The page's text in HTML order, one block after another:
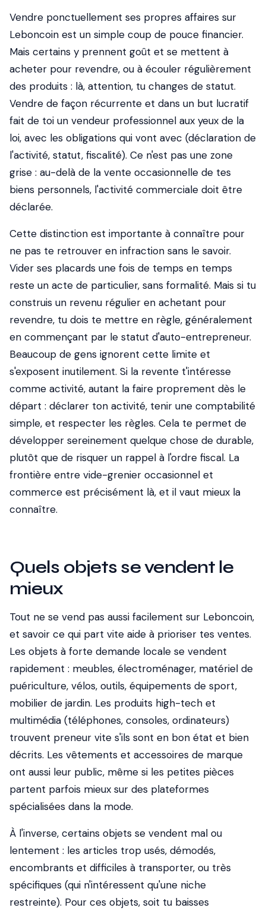
Vendre ponctuellement ses propres affaires sur
Leboncoin est un simple coup de pouce financier.
Mais certains y prennent goût et se mettent à
acheter pour revendre, ou à écouler régulièrement
des produits : là, attention, tu changes de statut.
Vendre de façon récurrente et dans un but lucratif
fait de toi un vendeur professionnel aux yeux de la
loi, avec les obligations qui vont avec (déclaration de
l'activité, statut, fiscalité). Ce n'est pas une zone
grise : au-delà de la vente occasionnelle de tes
biens personnels, l'activité commerciale doit être
déclarée.
Cette distinction est importante à connaître pour
ne pas te retrouver en infraction sans le savoir.
Vider ses placards une fois de temps en temps
reste un acte de particulier, sans formalité. Mais si tu
construis un revenu régulier en achetant pour
revendre, tu dois te mettre en règle, généralement
en commençant par le statut d'auto-entrepreneur.
Beaucoup de gens ignorent cette limite et
s'exposent inutilement. Si la revente t'intéresse
comme activité, autant la faire proprement dès le
départ : déclarer ton activité, tenir une comptabilité
simple, et respecter les règles. Cela te permet de
développer sereinement quelque chose de durable,
plutôt que de risquer un rappel à l'ordre fiscal. La
frontière entre vide-grenier occasionnel et
commerce est précisément là, et il vaut mieux la
connaître.
Quels objets se vendent le
mieux
Tout ne se vend pas aussi facilement sur Leboncoin,
et savoir ce qui part vite aide à prioriser tes ventes.
Les objets à forte demande locale se vendent
rapidement : meubles, électroménager, matériel de
puériculture, vélos, outils, équipements de sport,
mobilier de jardin. Les produits high-tech et
multimédia (téléphones, consoles, ordinateurs)
trouvent preneur vite s'ils sont en bon état et bien
décrits. Les vêtements et accessoires de marque
ont aussi leur public, même si les petites pièces
partent parfois mieux sur des plateformes
spécialisées dans la mode.
À l'inverse, certains objets se vendent mal ou
lentement : les articles trop usés, démodés,
encombrants et difficiles à transporter, ou très
spécifiques (qui n'intéressent qu'une niche
restreinte). Pour ces objets, soit tu baisses